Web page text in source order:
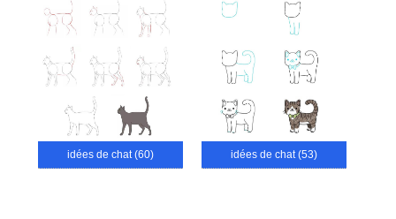
idées de chat (60) idées de chat (53)